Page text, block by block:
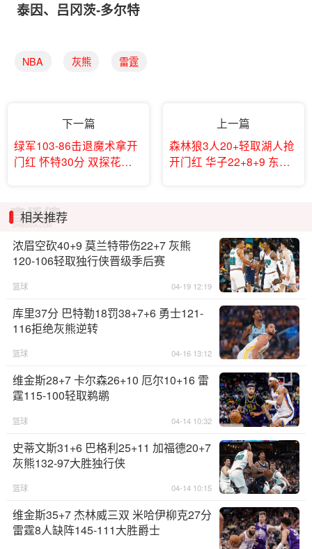
泰因、吕冈茨-多尔特
NBA 灰熊 雷霆
下一篇
绿军103-86击退魔术拿开
门红 怀特30分 双探花合
上一篇
森林狼3人20+轻取湖人抢
开门红 华子22+8+9 东契
相关推荐
浓眉空砍40+9 莫兰特带伤22+7 灰熊
120-106轻取独行侠晋级季后赛
篮球 04-19 12:19
库里37分 巴特勒18罚38+7+6 勇士121-
116拒绝灰熊逆转
篮球 04-16 13:12
维金斯28+7 卡尔森26+10 厄尔10+16 雷
霆115-100轻取鹈鹕
篮球 04-14 10:32
史蒂文斯31+6 巴格利25+11 加福德20+7
灰熊132-97大胜独行侠
篮球 04-14 10:15
维金斯35+7 杰林威三双 米哈伊柳克27分
雷霆8人缺阵145-111大胜爵士